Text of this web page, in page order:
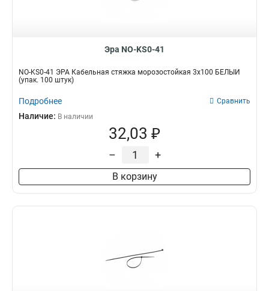
Эра NO-KS0-41
NO-KS0-41 ЭРА Кабельная стяжка морозостойкая 3x100 БЕЛЫЙ
(упак. 100 штук)
Подробнее Сравнить
Наличие: В наличии
32,03 ₽
– +
В корзину